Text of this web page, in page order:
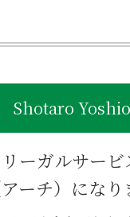
産相続 価格
産相続 方法
産相続登記 必要
義 不動産 死亡
死亡 不動産相続
Shotaro
ーガルサービ
ーチ）になり